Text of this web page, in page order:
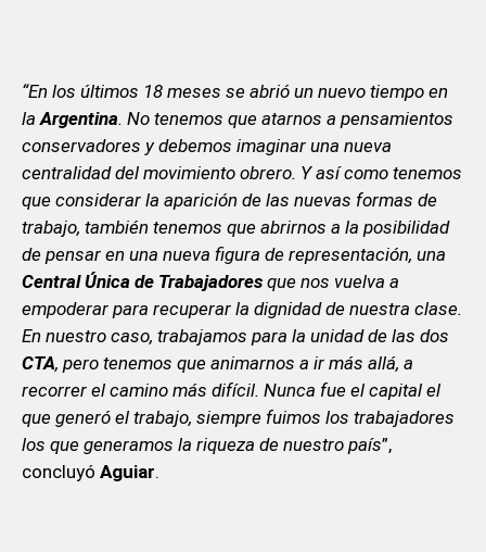
“En los últimos 18 meses se abrió un nuevo tiempo en
la Argentina. No tenemos que atarnos a pensamientos
conservadores y debemos imaginar una nueva
centralidad del movimiento obrero. Y así como tenemos
que considerar la aparición de las nuevas formas de
trabajo, también tenemos que abrirnos a la posibilidad
de pensar en una nueva figura de representación, una
Central Única de Trabajadoresque nos vuelva a
empoderar para recuperar la dignidad de nuestra clase.
En nuestro caso, trabajamos para la unidad de las dos
CTA, pero tenemos que animarnos a ir más allá, a
recorrer el camino más difícil. Nunca fue el capital el
que generó el trabajo, siempre fuimos los trabajadores
los que generamos la riqueza de nuestro país”,
concluyó Aguiar.